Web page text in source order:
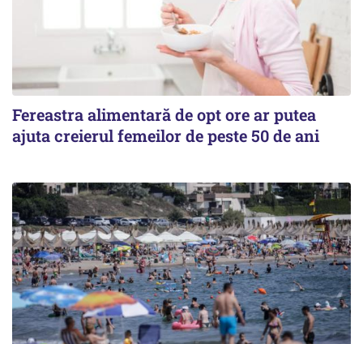
Fereastra alimentară de opt ore ar putea
ajuta creierul femeilor de peste 50 de ani